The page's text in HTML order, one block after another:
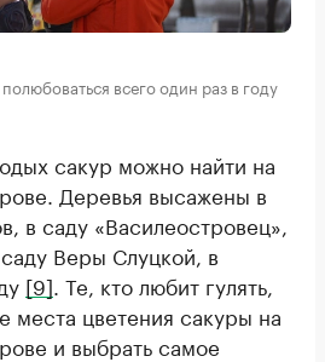
всего один раз в году
сакур можно найти на
Деревья высажены в
в саду «Василеостровец»,
Веры Слуцкой, в
[9] . Те, кто любит гулять,
места цветения сакуры на
и выбрать самое